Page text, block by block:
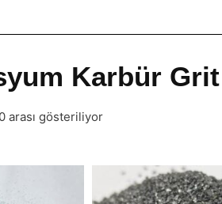
Karbür Grit
arası gösteriliyor